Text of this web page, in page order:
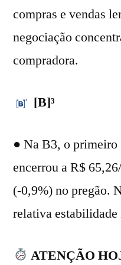
compras e vendas
negociação
compradora.
[B]³
● Na B3, o
encerrou a R$
(-0,9%) no pregão.
relativa estabilidade
ATENÇÃO